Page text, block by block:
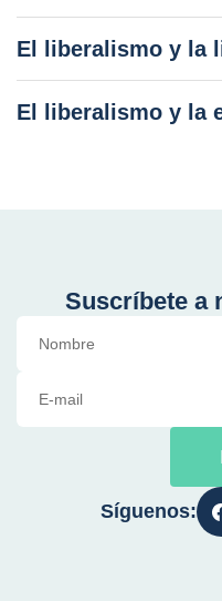
El liberalismo y la
El liberalismo y la
Suscríbete a
Síguenos: